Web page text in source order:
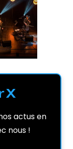
X
actus en
nous !